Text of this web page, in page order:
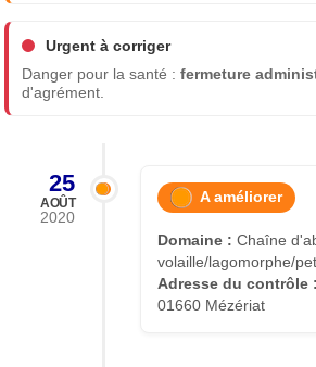
Urgent à corriger
Danger pour la santé :fermeture
d'agrément.
25
AOÛT
2020
A améliorer
Domaine : Chaîne
volaille/lagomorphe/
Adresse du contrôle :
01660 Mézériat